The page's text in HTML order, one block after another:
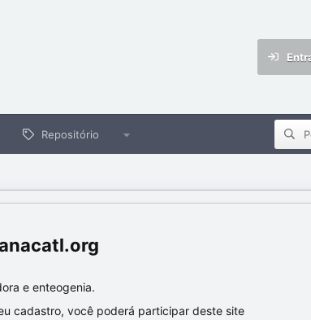
Repositório
e enteogenia.
cadastro, você poderá participar deste site